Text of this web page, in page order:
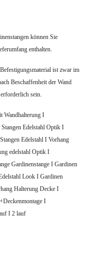
können Sie
enthalten.
ist zwar im
Beschaffenheit der Wand
sein.
Wandhalterung I
Edelstahl Optik I
Edelstahl I Vorhang
edelstahl Optik I
Gardinenstange I Gardinen
Look I Gardinen
Halterung Decke I
I
I 2 lauf